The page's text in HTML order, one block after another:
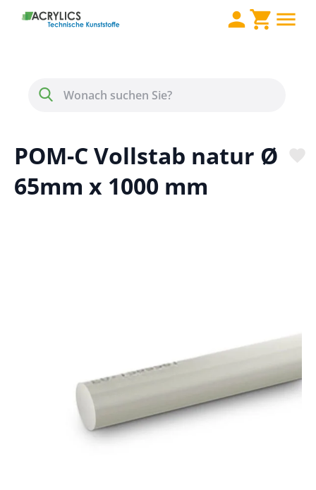
Direkt zum Inhalt
Menü
POM-C Vollstab natur Ø
65mm x 1000 mm